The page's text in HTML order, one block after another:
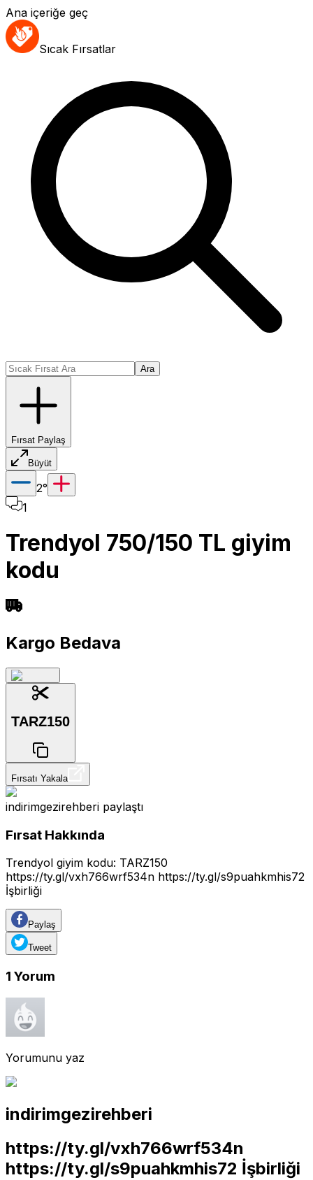
Ana içeriğe geç
Sıcak Fırsatlar
Ara
Fırsat Paylaş
Büyüt
2°
1
Trendyol 750/150 TL giyim
kodu
Kargo Bedava
TARZ150
Fırsatı Yakala
indirimgezirehberi paylaştı
Fırsat Hakkında
Trendyol giyim kodu: TARZ150
https://ty.gl/vxh766wrf534n https://ty.gl/s9puahkmhis72
İşbirliği
Paylaş
Tweet
1 Yorum
Yorumunu yaz
indirimgezirehberi
https://ty.gl/vxh766wrf534n
https://ty.gl/s9puahkmhis72 İşbirliği